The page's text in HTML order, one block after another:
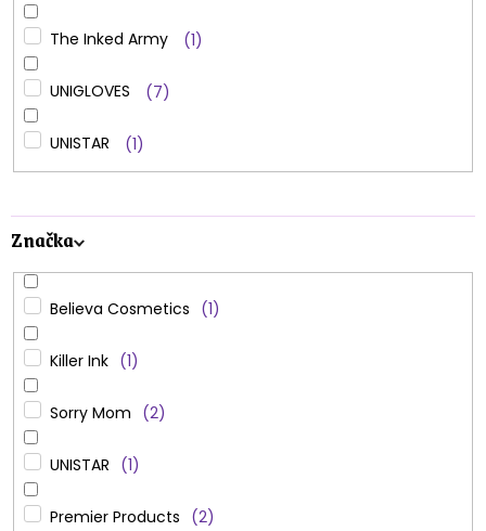
The Inked Army 1
UNIGLOVES 7
UNISTAR 1
Značka
Believa Cosmetics 1
Killer Ink 1
Sorry Mom 2
UNISTAR 1
Premier Products 2